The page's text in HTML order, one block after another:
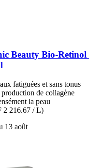
Beauty Bio-​Retinol
fatiguées et sans tonus
de collagène
la peau
2 216.67 / L)
13 août